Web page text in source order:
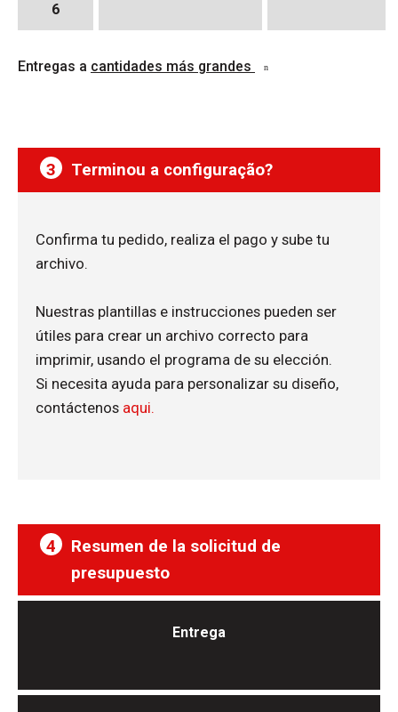
6
7
9
Entregas a cantidades más grandes
3 Terminou a configuração?
Confirma tu pedido, realiza el pago y sube tu
archivo.
Nuestras plantillas e instrucciones pueden ser
útiles para crear un archivo correcto para
imprimir, usando el programa de su elección.
Si necesita ayuda para personalizar su diseño,
contáctenos aqui.
4
Resumen de la solicitud de
presupuesto
Entrega